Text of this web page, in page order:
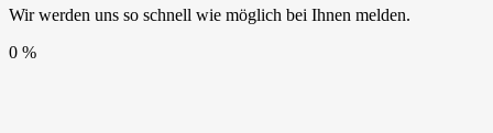
Wir werden uns so schnell wie möglich bei Ihnen melden.
0 %